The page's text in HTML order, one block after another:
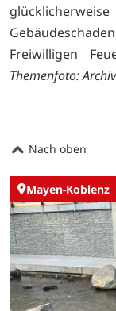
Freiwilligen
Themenfoto: Archiv
Nach oben
Mayen-Koblenz